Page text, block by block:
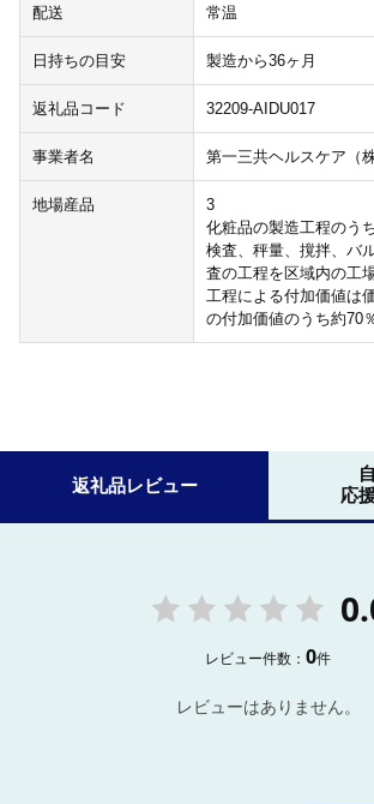
配送 常温
日持ちの目安 製造から36ヶ月
返礼品コード 32209-AIDU017
事業者名 第一三共ヘルスケア（株
地場産品
3
化粧品の製造工程のう
検査、秤量、撹拌、バ
査の工程を区域内の工
工程による付加価値は
の付加価値のうち約70
返礼品レビュー
応
レビュー件数：0件
レビューはありません。